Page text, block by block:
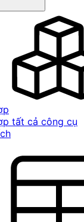
tất cả công cụ